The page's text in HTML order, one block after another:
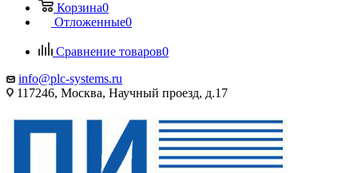
Корзина0
Отложенные0
Сравнение товаров0
info@plc-systems.ru
117246, Москва, Научный проезд, д.17